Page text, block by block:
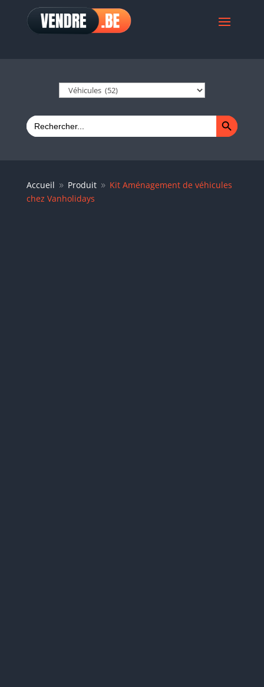
Search
for:
Search Button
Accueil 9 Produit 9 Kit Aménagement de véhicules
chez Vanholidays